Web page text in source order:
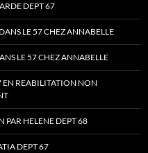
DEPT 67
LE 57 CHEZ ANNABELLE
LE 57 CHEZ ANNABELLE
EN REABILITATION NON
PAR HELENE DEPT 68
DEPT 67